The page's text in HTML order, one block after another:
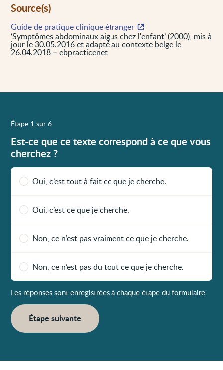
Source(s)
Guide de pratique clinique étranger
‘Symptômes abdominaux aigus chez l'enfant’ (2000), mis à
jour le 30.05.2016 et adapté au contexte belge le
26.04.2018 – ebpracticenet
Étape 1 sur 6
Est-ce que ce texte correspond à ce que vous
cherchez ?
Oui, c’est tout à fait ce que je cherche.
Oui, c’est ce que je cherche.
Non, ce n’est pas vraiment ce que je cherche.
Non, ce n’est pas du tout ce que je cherche.
Les réponses sont enregistrées à chaque étape du formulaire
Étape suivante